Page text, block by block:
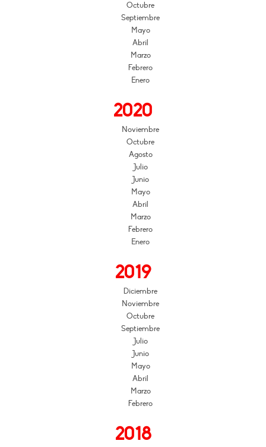
Octubre
Septiembre
Mayo
Abril
Marzo
Febrero
Enero
2020
Noviembre
Octubre
Agosto
Julio
Junio
Mayo
Abril
Marzo
Febrero
Enero
2019
Diciembre
Noviembre
Octubre
Septiembre
Julio
Junio
Mayo
Abril
Marzo
Febrero
2018